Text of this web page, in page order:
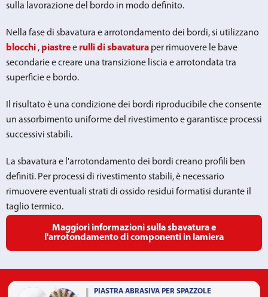
sulla lavorazione del bordo in modo definito.
Nella fase di sbavatura e arrotondamento dei bordi, si utilizzano
blocchi , piastree rulli di sbavatura per rimuovere le bave
secondarie e creare una transizione liscia e arrotondata tra
superficie e bordo.
Il risultato è una condizione dei bordi riproducibile che consente
un assorbimento uniforme del rivestimento e garantisce processi
successivi stabili.
La sbavatura e l'arrotondamento dei bordi creano profili ben
definiti. Per processi di rivestimento stabili, è necessario
rimuovere eventuali strati di ossido residui formatisi durante il
taglio termico.
Maggiori informazioni sulla sbavatura e
l'arrotondamento di componenti in lamiera
PIASTRA ABRASIVA PER SPAZZOLE